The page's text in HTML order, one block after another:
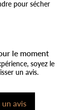
pour sécher
le moment
soyez le
un avis.
un avis